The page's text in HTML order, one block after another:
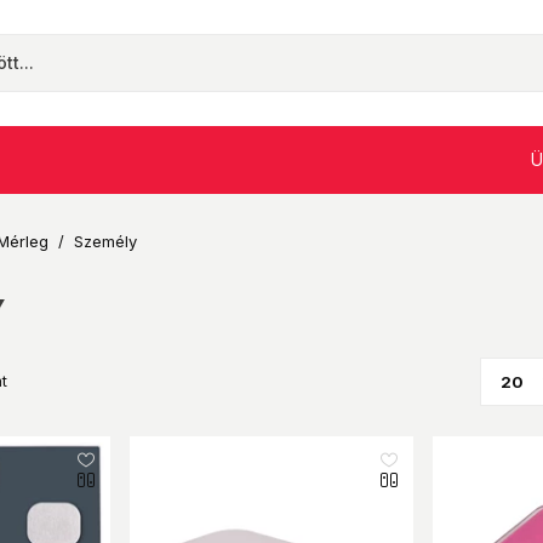
/ Személy
like_16 like_16